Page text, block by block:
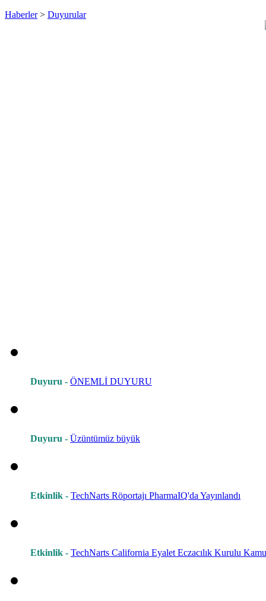
Haberler> Duyurular
Duyuru - ÖNEMLİ DUYURU
Duyuru - Üzüntümüz büyük
Etkinlik - TechNarts Röportajı PharmaIQ'da Yayınlandı
Etkinlik - TechNarts California Eyalet Eczacılık Kurulu